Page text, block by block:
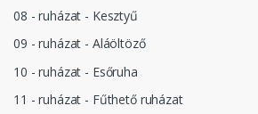
08 - ruházat - Kesztyű
09 - ruházat - Aláöltöző
10 - ruházat - Esőruha
11 - ruházat - Fűthető ruházat